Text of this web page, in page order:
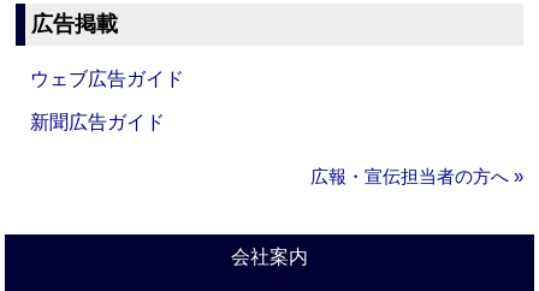
広告掲載
ウェブ広告ガイド
新聞広告ガイド
広報・宣伝担当者の方へ »
会社案内